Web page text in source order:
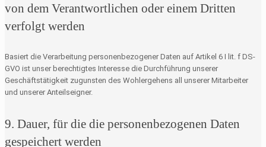
von dem Verantwortlichen oder einem Dritten
verfolgt werden
Basiert die Verarbeitung personenbezogener Daten auf Artikel 6 I lit. f DS-
GVO ist unser berechtigtes Interesse die Durchführung unserer
Geschäftstätigkeit zugunsten des Wohlergehens all unserer Mitarbeiter
und unserer Anteilseigner.
9. Dauer, für die die personenbezogenen Daten
gespeichert werden